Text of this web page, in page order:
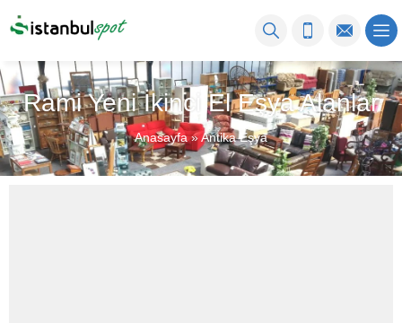
Rami Yeni İkinci El Eşya Alanlar
Anasayfa»Antika Eşya